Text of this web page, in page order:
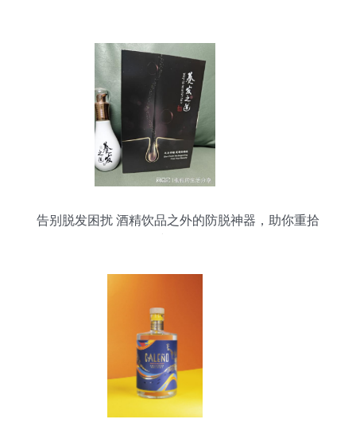
告别脱发困扰 酒精饮品之外的防脱神器，助你重拾